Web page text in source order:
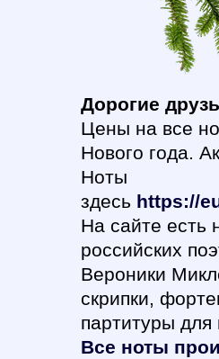
Дорогие
Цены на все
Нового года.
Ноты
здесь https://
На сайте есть
российских
Вероники
скрипки,
партитуры
Все ноты